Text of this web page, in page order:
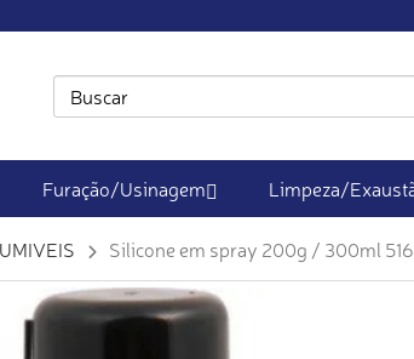
Furação/Usinagem Limpeza/
Silicone em spray 200g / 300ml